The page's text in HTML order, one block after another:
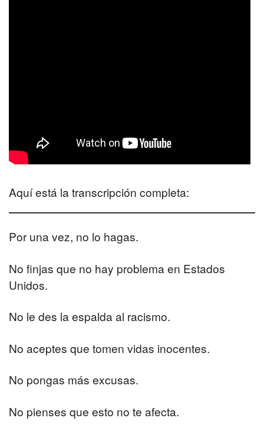
Aquí está la transcripción completa:
Por una vez, no lo hagas.
No finjas que no hay problema en Estados
Unidos.
No le des la espalda al racismo.
No aceptes que tomen vidas inocentes.
No pongas más excusas.
No pienses que esto no te afecta.